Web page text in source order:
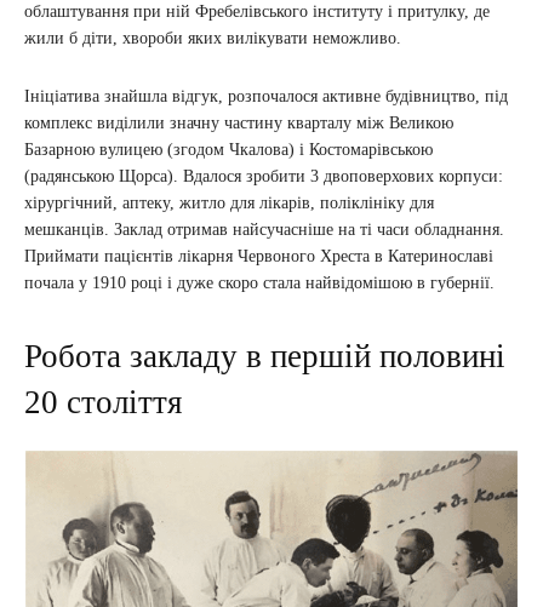
облаштування при ній Фребелівського інституту і притулку, де
жили б діти, хвороби яких вилікувати неможливо.
Ініціатива знайшла відгук, розпочалося активне будівництво, під
комплекс виділили значну частину кварталу між Великою
Базарною вулицею (згодом Чкалова) і Костомарівською
(радянською Щорса). Вдалося зробити 3 двоповерхових корпуси:
хірургічний, аптеку, житло для лікарів, поліклініку для
мешканців. Заклад отримав найсучасніше на ті часи обладнання.
Приймати пацієнтів лікарня Червоного Хреста в Катеринославі
почала у 1910 році і дуже скоро стала найвідомішою в губернії.
Робота закладу в першій половині
20 століття